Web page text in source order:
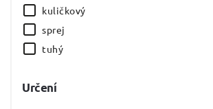
Diadent
Dove
Dusch das
FA
kuličkový
sprej
tuhý
Určení